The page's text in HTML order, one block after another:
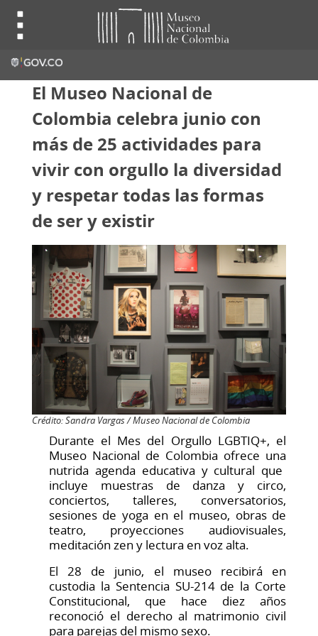
El Museo Nacional de
Colombia celebra junio con
más de 25 actividades para
vivir con orgullo la diversidad
y respetar todas las formas
de ser y existir
Crédito: Sandra Vargas / Museo Nacional de Colombia
Durante el Mes del Orgullo LGBTIQ+, el
Museo Nacional de Colombia ofrece una
nutrida agenda educativa y cultural que
incluye
muestras de danza y circo,
conciertos, talleres, conversatorios,
sesiones de yoga en el museo, obras de
teatro, proyecciones audiovisuales,
meditación zen y lectura en voz alta.
El 28 de junio, el museo recibirá en
custodia la Sentencia SU-214de la Corte
Constitucional, que hace diez años
reconoció el derecho al matrimonio civil
para parejas del mismo sexo.